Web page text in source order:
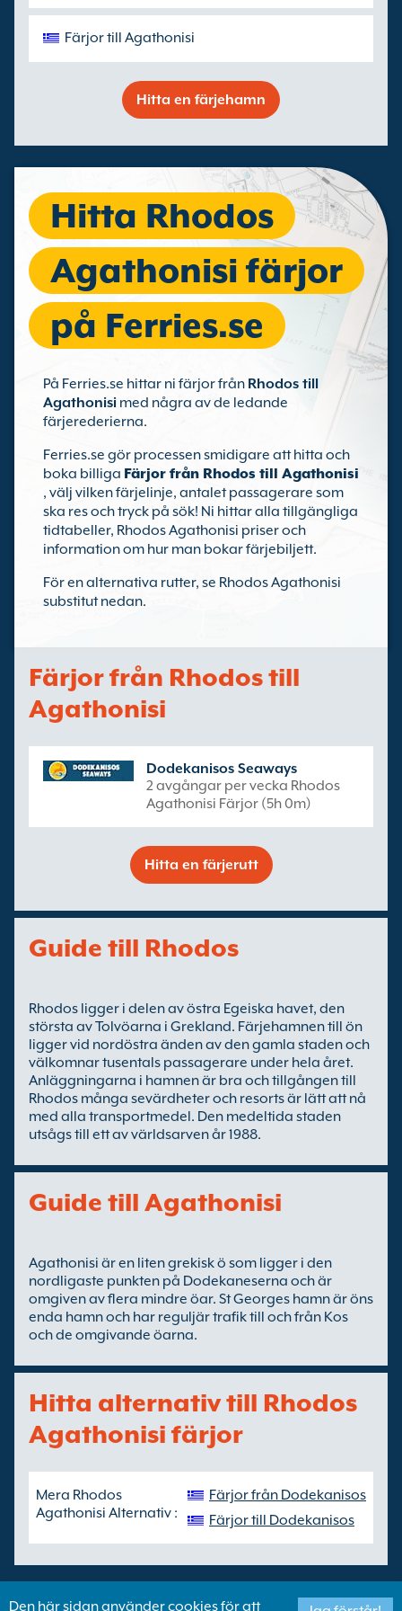
Färjor till Agathonisi
Hitta en färjehamn
Hitta Rhodos
Agathonisi färjor
på Ferries.se
På Ferries.se hittar ni färjor från Rhodos till
Agathonisi med några av de ledande
färjerederierna.
Ferries.se gör processen smidigare att hitta och
boka billiga Färjor från Rhodos till Agathonisi
, välj vilken färjelinje, antalet passagerare som
ska res och tryck på sök! Ni hittar alla tillgängliga
tidtabeller, Rhodos Agathonisi priser och
information om hur man bokar färjebiljett.
För en alternativa rutter, se Rhodos Agathonisi
substitut nedan.
Färjor från Rhodos till
Agathonisi
Dodekanisos Seaways
2 avgångar per vecka Rhodos
Agathonisi Färjor (5h 0m)
Hitta en färjerutt
Guide till Rhodos
Rhodos ligger i delen av östra Egeiska havet, den
största av Tolvöarna i Grekland. Färjehamnen till ön
ligger vid nordöstra änden av den gamla staden och
välkomnar tusentals passagerare under hela året.
Anläggningarna i hamnen är bra och tillgången till
Rhodos många sevärdheter och resorts är lätt att nå
med alla transportmedel. Den medeltida staden
utsågs till ett av världsarven år 1988.
Guide till Agathonisi
Agathonisi är en liten grekisk ö som ligger i den
nordligaste punkten på Dodekaneserna och är
omgiven av flera mindre öar. St Georges hamn är öns
enda hamn och har reguljär trafik till och från Kos
och de omgivande öarna.
Hitta alternativ till Rhodos
Agathonisi färjor
Mera Rhodos
Agathonisi Alternativ :
Färjor från Dodekanisos
Färjor till Dodekanisos
Den här sidan använder cookies för att